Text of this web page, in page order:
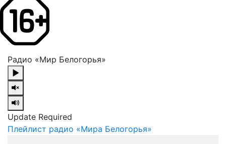
Радио «Мир Белогорья»
Update Required
Плейлист радио «Мира Белогорья»